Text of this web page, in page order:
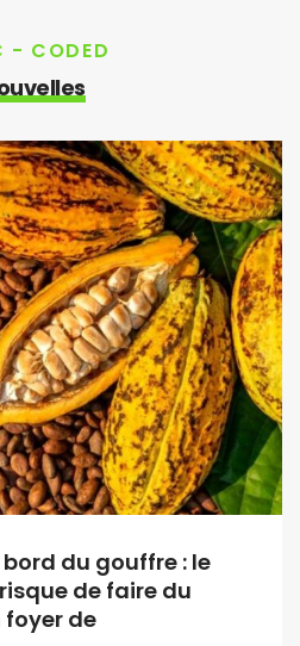
- CODED
du gouffre : le
de faire du
de